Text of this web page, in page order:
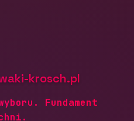
krosch.pl
Fundament